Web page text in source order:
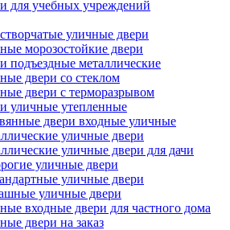
для учебных учреждений
уличные двери
морозостойкие двери
подъездные металлические
двери со стеклом
двери с терморазрывом
уличные утепленные
двери входные уличные
уличные двери
уличные двери для дачи
уличные двери
уличные двери
уличные двери
входные двери для частного дома
двери на заказ